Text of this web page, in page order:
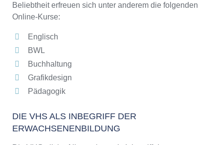
Beliebtheit erfreuen sich unter anderem die folgenden
Online-Kurse:
Englisch
BWL
Buchhaltung
Grafikdesign
Pädagogik
DIE VHS ALS INBEGRIFF DER
ERWACHSENENBILDUNG